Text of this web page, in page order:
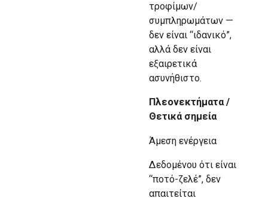
τροφίμων/
συμπληρωμάτων —
δεν είναι “ιδανικό”,
αλλά δεν είναι
εξαιρετικά
ασυνήθιστο.
Πλεονεκτήματα /
Θετικά σημεία
Άμεση ενέργεια
Δεδομένου ότι είναι
“ποτό-ζελέ”, δεν
απαιτείται